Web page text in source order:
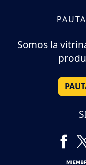
Somos la